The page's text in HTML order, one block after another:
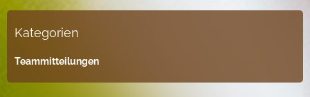
Kategorien
Teammitteilungen